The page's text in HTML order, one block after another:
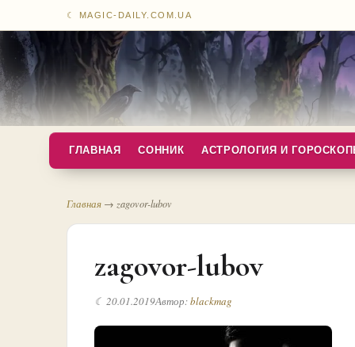
☾ MAGIC-DAILY.COM.UA
ГЛАВНАЯ СОННИК АСТРОЛОГИЯ И
Главная → zagovor-lubov
zagovor-lubov
☾ 20.01.2019Автор:blackmag